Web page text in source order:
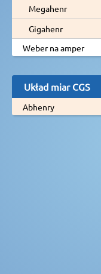
Megahenr
Gigahenr
Weber na amper
Układ miar CGS
Abhenry